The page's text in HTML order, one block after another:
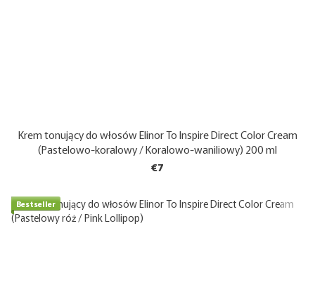
Krem tonujący do włosów Elinor To Inspire Direct Color Cream
(Pastelowo-koralowy / Koralowo-waniliowy) 200 ml
€7
Bestseller